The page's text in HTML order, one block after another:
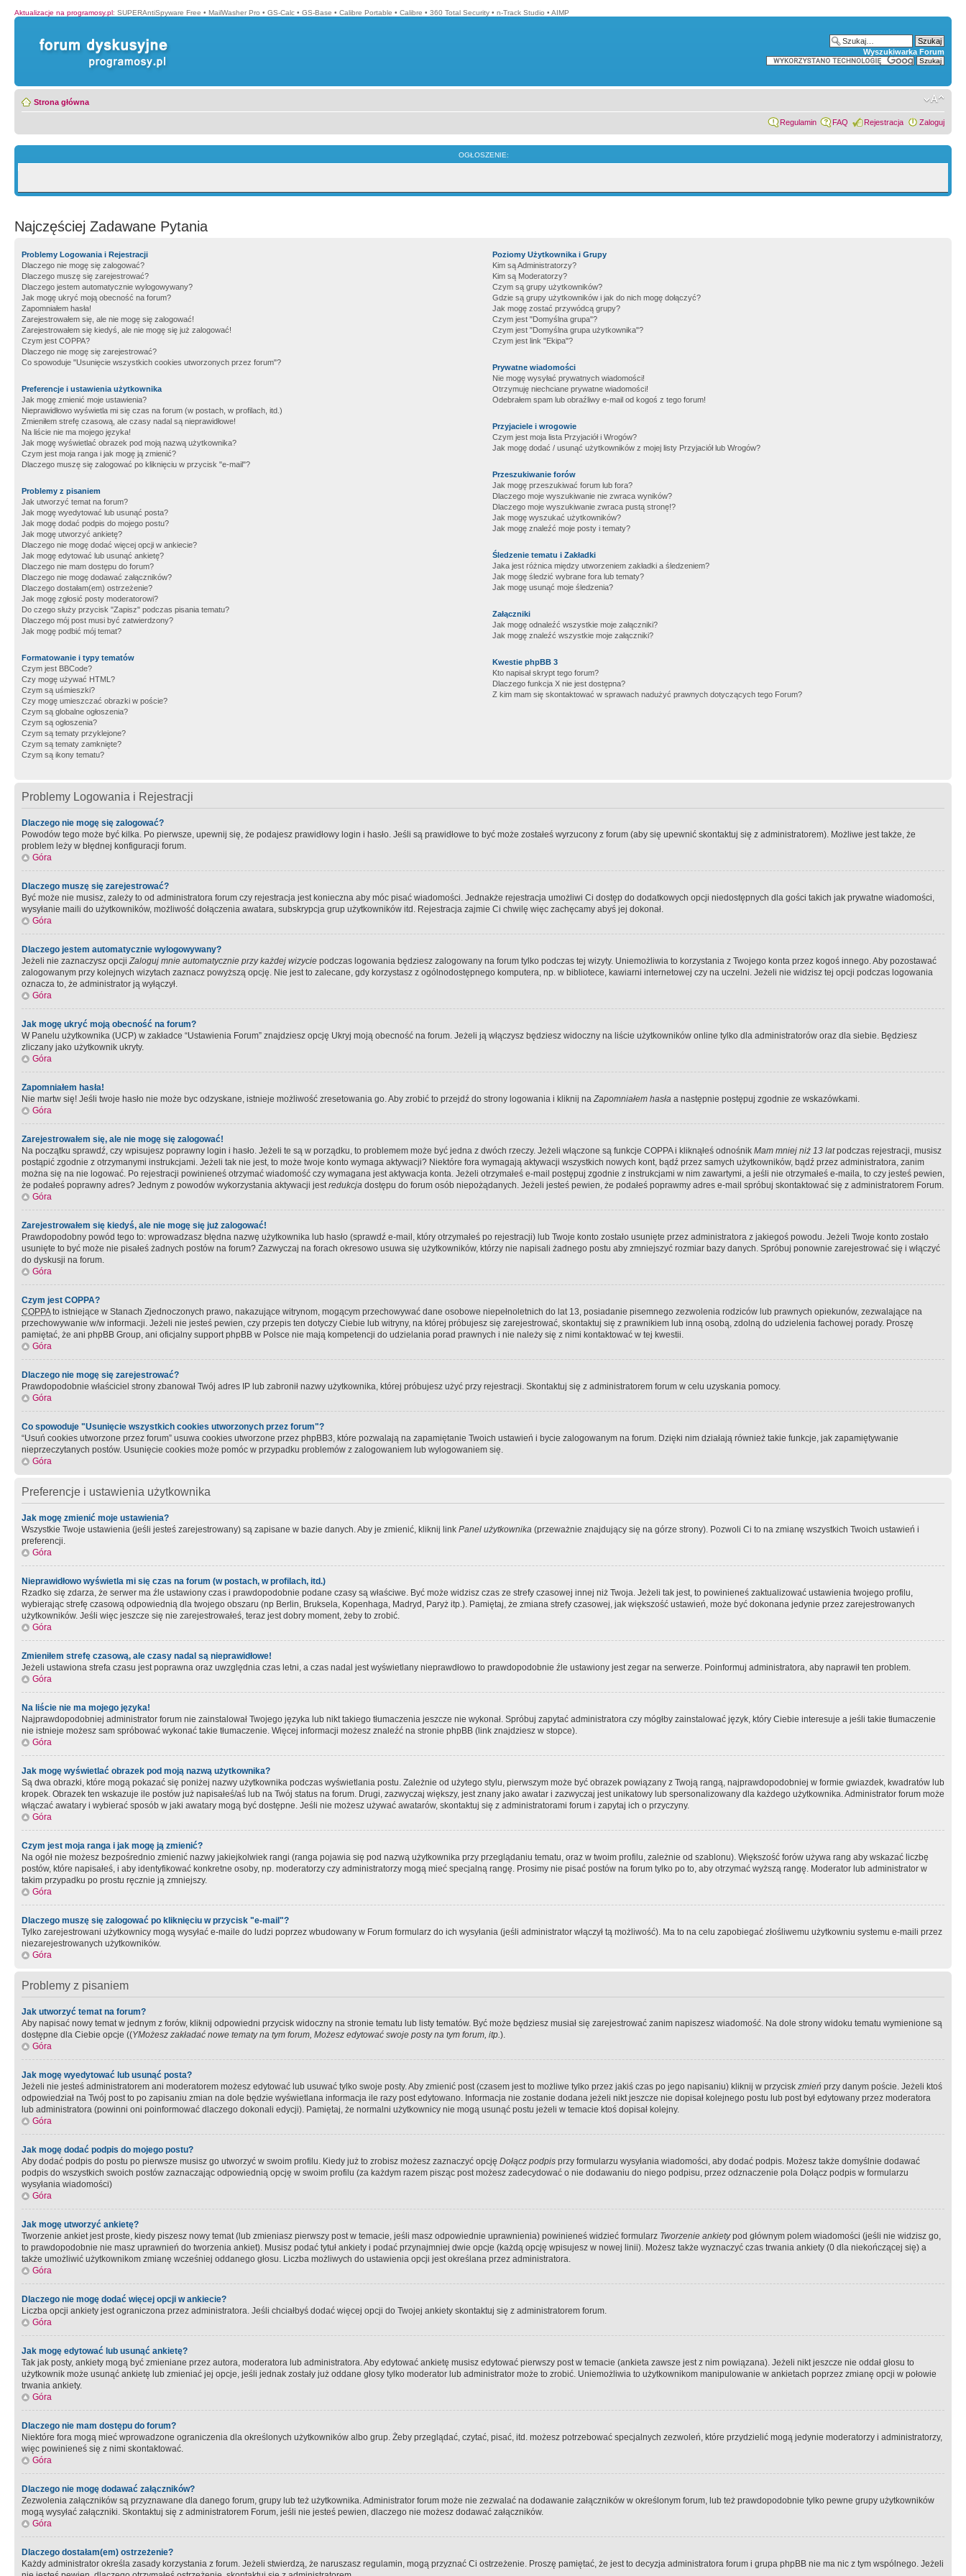
Aktualizacje na programosy.pl: SUPERAntiSpyware Free • MailWasher Pro • GS-Calc • GS-Base • Calibre Portable • Calibre • 360 Total Security • n-Track Studio • AIMP
Wyszukiwarka Forum
Strona główna
Regulamin FAQ Rejestracja Zaloguj
OGŁOSZENIE:
Najczęściej Zadawane Pytania
Problemy Logowania i Rejestracji
Dlaczego nie mogę się zalogować?
Dlaczego muszę się zarejestrować?
Dlaczego jestem automatycznie wylogowywany?
Jak mogę ukryć moją obecność na forum?
Zapomniałem hasła!
Zarejestrowałem się, ale nie mogę się zalogować!
Zarejestrowałem się kiedyś, ale nie mogę się już zalogować!
Czym jest COPPA?
Dlaczego nie mogę się zarejestrować?
Co spowoduje "Usunięcie wszystkich cookies utworzonych przez forum"?
Preferencje i ustawienia użytkownika
Jak mogę zmienić moje ustawienia?
Nieprawidłowo wyświetla mi się czas na forum (w postach, w profilach, itd.)
Zmieniłem strefę czasową, ale czasy nadal są nieprawidłowe!
Na liście nie ma mojego języka!
Jak mogę wyświetlać obrazek pod moją nazwą użytkownika?
Czym jest moja ranga i jak mogę ją zmienić?
Dlaczego muszę się zalogować po kliknięciu w przycisk "e-mail"?
Problemy z pisaniem
Jak utworzyć temat na forum?
Jak mogę wyedytować lub usunąć posta?
Jak mogę dodać podpis do mojego postu?
Jak mogę utworzyć ankietę?
Dlaczego nie mogę dodać więcej opcji w ankiecie?
Jak mogę edytować lub usunąć ankietę?
Dlaczego nie mam dostępu do forum?
Dlaczego nie mogę dodawać załączników?
Dlaczego dostałam(em) ostrzeżenie?
Jak mogę zgłosić posty moderatorowi?
Do czego służy przycisk "Zapisz" podczas pisania tematu?
Dlaczego mój post musi być zatwierdzony?
Jak mogę podbić mój temat?
Formatowanie i typy tematów
Czym jest BBCode?
Czy mogę używać HTML?
Czym są uśmieszki?
Czy mogę umieszczać obrazki w poście?
Czym są globalne ogłoszenia?
Czym są ogłoszenia?
Czym są tematy przyklejone?
Czym są tematy zamknięte?
Czym są ikony tematu?
Poziomy Użytkownika i Grupy
Kim są Administratorzy?
Kim są Moderatorzy?
Czym są grupy użytkowników?
Gdzie są grupy użytkowników i jak do nich mogę dołączyć?
Jak mogę zostać przywódcą grupy?
Czym jest "Domyślna grupa"?
Czym jest "Domyślna grupa użytkownika"?
Czym jest link "Ekipa"?
Prywatne wiadomości
Nie mogę wysyłać prywatnych wiadomości!
Otrzymuję niechciane prywatne wiadomości!
Odebrałem spam lub obraźliwy e-mail od kogoś z tego forum!
Przyjaciele i wrogowie
Czym jest moja lista Przyjaciół i Wrogów?
Jak mogę dodać / usunąć użytkowników z mojej listy Przyjaciół lub Wrogów?
Przeszukiwanie forów
Jak mogę przeszukiwać forum lub fora?
Dlaczego moje wyszukiwanie nie zwraca wyników?
Dlaczego moje wyszukiwanie zwraca pustą stronę!?
Jak mogę wyszukać użytkowników?
Jak mogę znaleźć moje posty i tematy?
Śledzenie tematu i Zakładki
Jaka jest różnica między utworzeniem zakładki a śledzeniem?
Jak mogę śledzić wybrane fora lub tematy?
Jak mogę usunąć moje śledzenia?
Załączniki
Jak mogę odnaleźć wszystkie moje załączniki?
Jak mogę znaleźć wszystkie moje załączniki?
Kwestie phpBB 3
Kto napisał skrypt tego forum?
Dlaczego funkcja X nie jest dostępna?
Z kim mam się skontaktować w sprawach nadużyć prawnych dotyczących tego Forum?
Problemy Logowania i Rejestracji
Dlaczego nie mogę się zalogować?
Powodów tego może być kilka. Po pierwsze, upewnij się, że podajesz prawidłowy login i hasło. Jeśli są prawidłowe to być może zostałeś wyrzucony z forum (aby się upewnić skontaktuj się z administratorem). Możliwe jest także, że
problem leży w błędnej konfiguracji forum.
Góra
Dlaczego muszę się zarejestrować?
Być może nie musisz, zależy to od administratora forum czy rejestracja jest konieczna aby móc pisać wiadomości. Jednakże rejestracja umożliwi Ci dostęp do dodatkowych opcji niedostępnych dla gości takich jak prywatne wiadomości,
wysyłanie maili do użytkowników, możliwość dołączenia awatara, subskrypcja grup użytkowników itd. Rejestracja zajmie Ci chwilę więc zachęcamy abyś jej dokonał.
Góra
Dlaczego jestem automatycznie wylogowywany?
Jeżeli nie zaznaczysz opcjiZaloguj mnie automatycznie przy każdej wizycie podczas logowania będziesz zalogowany na forum tylko podczas tej wizyty. Uniemożliwia to korzystania z Twojego konta przez kogoś innego. Aby pozostawać
zalogowanym przy kolejnych wizytach zaznacz powyższą opcję. Nie jest to zalecane, gdy korzystasz z ogólnodostępnego komputera, np. w bibliotece, kawiarni internetowej czy na uczelni. Jeżeli nie widzisz tej opcji podczas logowania
oznacza to, że administrator ją wyłączył.
Góra
Jak mogę ukryć moją obecność na forum?
W Panelu użytkownika (UCP) w zakładce “Ustawienia Forum” znajdziesz opcję Ukryj moją obecność na forum. Jeżeli ją włączysz będziesz widoczny na liście użytkowników online tylko dla administratorów oraz dla siebie. Będziesz
zliczany jako użytkownik ukryty.
Góra
Zapomniałem hasła!
Nie martw się! Jeśli twoje hasło nie może byc odzyskane, istnieje możliwość zresetowania go. Aby zrobić to przejdź do strony logowania i kliknij naZapomniałem hasła a następnie postępuj zgodnie ze wskazówkami.
Góra
Zarejestrowałem się, ale nie mogę się zalogować!
Na początku sprawdź, czy wpisujesz poprawny login i hasło. Jeżeli te są w porządku, to problemem może być jedna z dwóch rzeczy. Jeżeli włączone są funkcje COPPA i kliknąłeś odnośnik Mam mniej niż 13 latpodczas rejestracji, musisz
postąpić zgodnie z otrzymanymi instrukcjami. Jeżeli tak nie jest, to może twoje konto wymaga aktywacji? Niektóre fora wymagają aktywacji wszystkich nowych kont, bądź przez samych użytkowników, bądź przez administratora, zanim
można się na nie logować. Po rejestracji powinieneś otrzymać wiadomość czy wymagana jest aktywacja konta. Jeżeli otrzymałeś e-mail postępuj zgodnie z instrukcjami w nim zawartymi, a jeśli nie otrzymałeś e-maila, to czy jesteś pewien,
że podałeś poprawny adres? Jednym z powodów wykorzystania aktywacji jestredukcja dostępu do forum osób niepożądanych. Jeżeli jesteś pewien, że podałeś poprawmy adres e-mail spróbuj skontaktować się z administratorem Forum.
Góra
Zarejestrowałem się kiedyś, ale nie mogę się już zalogować!
Prawdopodobny powód tego to: wprowadzasz błędna nazwę użytkownika lub hasło (sprawdź e-mail, który otrzymałeś po rejestracji) lub Twoje konto zostało usunięte przez administratora z jakiegoś powodu. Jeżeli Twoje konto zostało
usunięte to być może nie pisałeś żadnych postów na forum? Zazwyczaj na forach okresowo usuwa się użytkowników, którzy nie napisali żadnego postu aby zmniejszyć rozmiar bazy danych. Spróbuj ponownie zarejestrować się i włączyć
do dyskusji na forum.
Góra
Czym jest COPPA?
COPPAto istniejące w Stanach Zjednoczonych prawo, nakazujące witrynom, mogącym przechowywać dane osobowe niepełnoletnich do lat 13, posiadanie pisemnego zezwolenia rodziców lub prawnych opiekunów, zezwalające na
przechowywanie w/w informacji. Jeżeli nie jesteś pewien, czy przepis ten dotyczy Ciebie lub witryny, na której próbujesz się zarejestrować, skontaktuj się z prawnikiem lub inną osobą, zdolną do udzielenia fachowej porady. Proszę
pamiętać, że ani phpBB Group, ani oficjalny support phpBB w Polsce nie mają kompetencji do udzielania porad prawnych i nie należy się z nimi kontaktować w tej kwestii.
Góra
Dlaczego nie mogę się zarejestrować?
Prawdopodobnie właściciel strony zbanował Twój adres IP lub zabronił nazwy użytkownika, której próbujesz użyć przy rejestracji. Skontaktuj się z administratorem forum w celu uzyskania pomocy.
Góra
Co spowoduje "Usunięcie wszystkich cookies utworzonych przez forum"?
“Usuń cookies utworzone przez forum” usuwa cookies utworzone przez phpBB3, które pozwalają na zapamiętanie Twoich ustawień i bycie zalogowanym na forum. Dzięki nim działają również takie funkcje, jak zapamiętywanie
nieprzeczytanych postów. Usunięcie cookies może pomóc w przypadku problemów z zalogowaniem lub wylogowaniem się.
Góra
Preferencje i ustawienia użytkownika
Jak mogę zmienić moje ustawienia?
Wszystkie Twoje ustawienia (jeśli jesteś zarejestrowany) są zapisane w bazie danych. Aby je zmienić, kliknij link Panel użytkownika (przeważnie znajdujący się na górze strony). Pozwoli Ci to na zmianę wszystkich Twoich ustawień i
preferencji.
Góra
Nieprawidłowo wyświetla mi się czas na forum (w postach, w profilach, itd.)
Rzadko się zdarza, że serwer ma źle ustawiony czas i prawdopodobnie podane czasy są właściwe. Być może widzisz czas ze strefy czasowej innej niż Twoja. Jeżeli tak jest, to powinieneś zaktualizować ustawienia twojego profilu,
wybierając strefę czasową odpowiednią dla twojego obszaru (np Berlin, Bruksela, Kopenhaga, Madryd, Paryż itp.). Pamiętaj, że zmiana strefy czasowej, jak większość ustawień, może być dokonana jedynie przez zarejestrowanych
użytkowników. Jeśli więc jeszcze się nie zarejestrowałeś, teraz jest dobry moment, żeby to zrobić.
Góra
Zmieniłem strefę czasową, ale czasy nadal są nieprawidłowe!
Jeżeli ustawiona strefa czasu jest poprawna oraz uwzględnia czas letni, a czas nadal jest wyświetlany nieprawdłowo to prawdopodobnie źle ustawiony jest zegar na serwerze. Poinformuj administratora, aby naprawił ten problem.
Góra
Na liście nie ma mojego języka!
Najprawdopodobniej administrator forum nie zainstalował Twojego języka lub nikt takiego tłumaczenia jeszcze nie wykonał. Spróbuj zapytać administratora czy mógłby zainstalować język, który Ciebie interesuje a jeśli takie tłumaczenie
nie istnieje możesz sam spróbować wykonać takie tłumaczenie. Więcej informacji możesz znaleźć na stronie phpBB (link znajdziesz w stopce).
Góra
Jak mogę wyświetlać obrazek pod moją nazwą użytkownika?
Są dwa obrazki, które mogą pokazać się poniżej nazwy użytkownika podczas wyświetlania postu. Zależnie od użytego stylu, pierwszym może być obrazek powiązany z Twoją rangą, najprawdopodobniej w formie gwiazdek, kwadratów lub
kropek. Obrazek ten wskazuje ile postów już napisałeś/aś lub na Twój status na forum. Drugi, zazwyczaj większy, jest znany jako awatar i zazwyczaj jest unikatowy lub spersonalizowany dla każdego użytkownika. Administrator forum może
włączać awatary i wybierać sposób w jaki awatary mogą być dostępne. Jeśli nie możesz używać awatarów, skontaktuj się z administratorami forum i zapytaj ich o przyczyny.
Góra
Czym jest moja ranga i jak mogę ją zmienić?
Na ogół nie możesz bezpośrednio zmienić nazwy jakiejkolwiek rangi (ranga pojawia się pod nazwą użytkownika przy przeglądaniu tematu, oraz w twoim profilu, zależnie od szablonu). Większość forów używa rang aby wskazać liczbę
postów, które napisałeś, i aby identyfikować konkretne osoby, np. moderatorzy czy administratorzy mogą mieć specjalną rangę. Prosimy nie pisać postów na forum tylko po to, aby otrzymać wyższą rangę. Moderator lub administrator w
takim przypadku po prostu ręcznie ją zmniejszy.
Góra
Dlaczego muszę się zalogować po kliknięciu w przycisk "e-mail"?
Tylko zarejestrowani użytkownicy mogą wysyłać e-maile do ludzi poprzez wbudowany w Forum formularz do ich wysyłania (jeśli administrator włączył tą możliwość). Ma to na celu zapobiegać złośliwemu użytkowniu systemu e-maili przez
niezarejestrowanych użytkowników.
Góra
Problemy z pisaniem
Jak utworzyć temat na forum?
Aby napisać nowy temat w jednym z forów, kliknij odpowiedni przycisk widoczny na stronie tematu lub listy tematów. Być może będziesz musiał się zarejestrować zanim napiszesz wiadomość. Na dole strony widoku tematu wymienione są
dostępne dla Ciebie opcje ((YMożesz zakładać nowe tematy na tym forum, Możesz edytować swoje posty na tym forum, itp.).
Góra
Jak mogę wyedytować lub usunąć posta?
Jeżeli nie jesteś administratorem ani moderatorem możesz edytować lub usuwać tylko swoje posty. Aby zmienić post (czasem jest to możliwe tylko przez jakiś czas po jego napisaniu) kliknij w przycisk zmień przy danym poście. Jeżeli ktoś
odpowiedział na Twój post to po zapisaniu zmian na dole będzie wyświetlana informacja ile razy post edytowano. Informacja nie zostanie dodana jeżeli nikt jeszcze nie dopisał kolejnego postu lub post był edytowany przez moderatora
lub administratora (powinni oni poinformować dlaczego dokonali edycji). Pamiętaj, że normalni użytkownicy nie mogą usunąć postu jeżeli w temacie ktoś dopisał kolejny.
Góra
Jak mogę dodać podpis do mojego postu?
Aby dodać podpis do postu po pierwsze musisz go utworzyć w swoim profilu. Kiedy już to zrobisz możesz zaznaczyć opcję Dołącz podpis przy formularzu wysyłania wiadomości, aby dodać podpis. Możesz także domyślnie dodawać
podpis do wszystkich swoich postów zaznaczając odpowiednią opcję w swoim profilu (za każdym razem pisząc post możesz zadecydować o nie dodawaniu do niego podpisu, przez odznaczenie pola Dołącz podpis w formularzu
wysyłania wiadomości)
Góra
Jak mogę utworzyć ankietę?
Tworzenie ankiet jest proste, kiedy piszesz nowy temat (lub zmieniasz pierwszy post w temacie, jeśli masz odpowiednie uprawnienia) powinieneś widzieć formularz Tworzenie ankietypod głównym polem wiadomości (jeśli nie widzisz go,
to prawdopodobnie nie masz uprawnień do tworzenia ankiet). Musisz podać tytuł ankiety i podać przynajmniej dwie opcje (każdą opcję wpisujesz w nowej linii). Możesz także wyznaczyć czas trwania ankiety (0 dla niekończącej się) a
także umożliwić użytkownikom zmianę wcześniej oddanego głosu. Liczba możliwych do ustawienia opcji jest określana przez administratora.
Góra
Dlaczego nie mogę dodać więcej opcji w ankiecie?
Liczba opcji ankiety jest ograniczona przez administratora. Jeśli chciałbyś dodać więcej opcji do Twojej ankiety skontaktuj się z administratorem forum.
Góra
Jak mogę edytować lub usunąć ankietę?
Tak jak posty, ankiety mogą być zmieniane przez autora, moderatora lub administratora. Aby edytować ankietę musisz edytować pierwszy post w temacie (ankieta zawsze jest z nim powiązana). Jeżeli nikt jeszcze nie oddał głosu to
użytkownik może usunąć ankietę lub zmieniać jej opcje, jeśli jednak zostały już oddane głosy tylko moderator lub administrator może to zrobić. Uniemożliwia to użytkownikom manipulowanie w ankietach poprzez zmianę opcji w połowie
trwania ankiety.
Góra
Dlaczego nie mam dostępu do forum?
Niektóre fora mogą mieć wprowadzone ograniczenia dla określonych użytkowników albo grup. Żeby przeglądać, czytać, pisać, itd. możesz potrzebować specjalnych zezwoleń, które przydzielić mogą jedynie moderatorzy i administratorzy,
więc powinieneś się z nimi skontaktować.
Góra
Dlaczego nie mogę dodawać załączników?
Zezwolenia załączników są przyznawane dla danego forum, grupy lub też użytkownika. Administrator forum może nie zezwalać na dodawanie załączników w określonym forum, lub też prawdopodobnie tylko pewne grupy użytkowników
mogą wysyłać załączniki. Skontaktuj się z administratorem Forum, jeśli nie jesteś pewien, dlaczego nie możesz dodawać załączników.
Góra
Dlaczego dostałam(em) ostrzeżenie?
Każdy administrator określa zasady korzystania z forum. Jeżeli stwierdzą, że naruszasz regulamin, mogą przyznać Ci ostrzeżenie. Proszę pamiętać, że jest to decyzja administratora forum i grupa phpBB nie ma nic z tym wspólnego. Jeżeli